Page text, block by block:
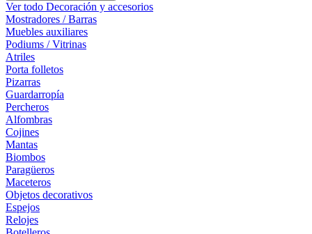
Ver todo Decoración y accesorios
Mostradores / Barras
Muebles auxiliares
Podiums / Vitrinas
Atriles
Porta folletos
Pizarras
Guardarropía
Percheros
Alfombras
Cojines
Mantas
Biombos
Paragüeros
Maceteros
Objetos decorativos
Espejos
Relojes